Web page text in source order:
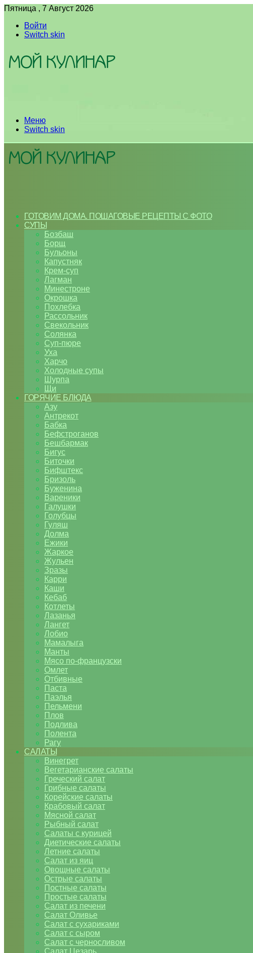
Пятница , 7 Август 2026
Войти
Switch skin
Меню
Switch skin
ГОТОВИМ ДОМА. ПОШАГОВЫЕ РЕЦЕПТЫ С ФОТО
СУПЫ
Бозбаш
Борщ
Бульоны
Капустняк
Крем-суп
Лагман
Минестроне
Окрошка
Похлебка
Рассольник
Свекольник
Солянка
Суп-пюре
Уха
Харчо
Холодные супы
Шурпа
Щи
ГОРЯЧИЕ БЛЮДА
Азу
Антрекот
Бабка
Бефстроганов
Бешбармак
Бигус
Биточки
Бифштекс
Бризоль
Буженина
Вареники
Галушки
Голубцы
Гуляш
Долма
Ежики
Жаркое
Жульен
Зразы
Карри
Каши
Кебаб
Котлеты
Лазанья
Лангет
Лобио
Мамалыга
Манты
Мясо по-французски
Омлет
Отбивные
Паста
Паэлья
Пельмени
Плов
Подлива
Полента
Рагу
САЛАТЫ
Винегрет
Вегетарианские салаты
Греческий салат
Грибные салаты
Корейские салаты
Крабовый салат
Мясной салат
Рыбный салат
Салаты с курицей
Диетические салаты
Летние салаты
Салат из яиц
Овощные салаты
Острые салаты
Постные салаты
Простые салаты
Салат из печени
Салат Оливье
Салат с сухариками
Салат с сыром
Салат с черносливом
Салат Цезарь